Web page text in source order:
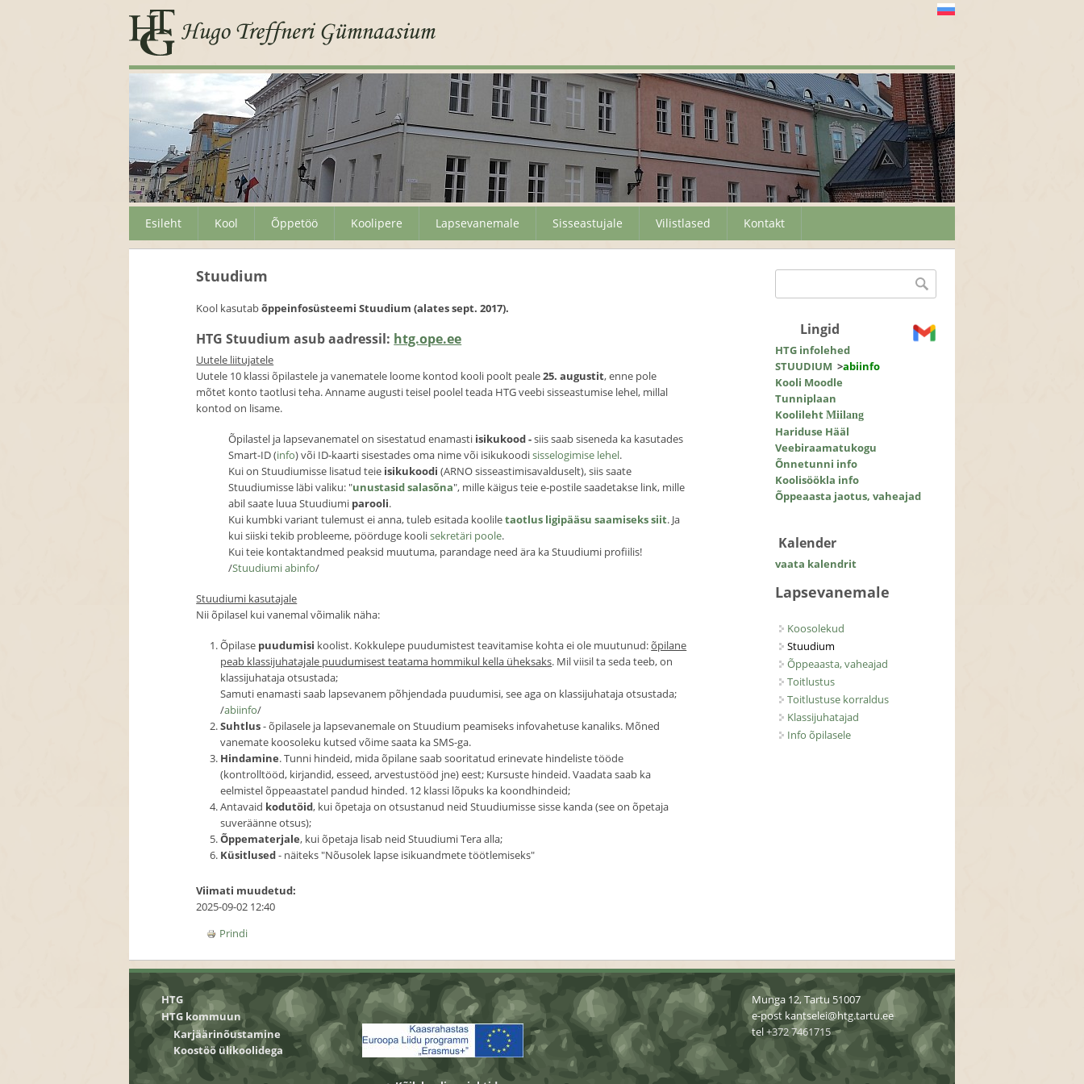
Esileht Kool Õppetöö Koolipere Lapsevanemale Sisseastujale Vilistlased Kontakt
Stuudium
Kool kasutabõppeinfosüsteemi Stuudium (alates sept. 2017).
HTG Stuudium asub aadressil: htg.ope.ee
Uutele liitujatele
Uutele 10 klassi õpilastele ja vanematele loome kontod kooli poolt peale25. augustit, enne pole
mõtet konto taotlusi teha. Anname augusti teisel poolel teada HTG veebi sisseastumise lehel, millal
kontod on lisame.
Õpilastel ja lapsevanematel on sisestatud enamasti isikukood -siis saab siseneda ka kasutades
Smart-ID (info) või ID-kaarti sisestades oma nime või isikukoodisisselogimise lehel.
Kui on Stuudiumisse lisatud teie isikukoodi (ARNO sisseastimisavalduselt), siis saate
Stuudiumisse läbi valiku: "unustasid salasõna", mille käigus teie e-postile saadetakse link, mille
abil saate luua Stuudiumi parooli.
Kui kumbki variant tulemust ei anna, tuleb esitada kooliletaotlus ligipääsu saamiseks siit. Ja
kui siiski tekib probleeme, pöörduge koolisekretäri poole.
Kui teie kontaktandmed peaksid muutuma, parandage need ära ka Stuudiumi profiilis!
/Stuudiumi abinfo/
Stuudiumi kasutajale
Nii õpilasel kui vanemal võimalik näha:
Õpilase puudumisi koolist. Kokkulepe puudumistest teavitamise kohta ei ole muutunud:õpilane
peab klassijuhatajale puudumisest teatama hommikul kella üheksaks. Mil viisil ta seda teeb, on
klassijuhataja otsustada;
Samuti enamasti saab lapsevanem põhjendada puudumisi, see aga on klassijuhataja otsustada;
/abiinfo/
Suhtlus- õpilasele ja lapsevanemale on Stuudium peamiseks infovahetuse kanaliks. Mõned
vanemate koosoleku kutsed võime saata ka SMS-ga.
Hindamine. Tunni hindeid, mida õpilane saab sooritatud erinevate hindeliste tööde
(kontrolltööd, kirjandid, esseed, arvestustööd jne) eest; Kursuste hindeid. Vaadata saab ka
eelmistel õppeaastatel pandud hinded. 12 klassi lõpuks ka koondhindeid;
Antavaid kodutöid, kui õpetaja on otsustanud neid Stuudiumisse sisse kanda (see on õpetaja
suveräänne otsus);
Õppematerjale, kui õpetaja lisab neid Stuudiumi Tera alla;
Küsitlused- näiteks "Nõusolek lapse isikuandmete töötlemiseks"
Viimati muudetud:
2025-09-02 12:40
Prindi
Otsinguvorm
Lingid
HTG infolehed
STUUDIUM >abiinfo
Kooli Moodle
Tunniplaan
KoolilehtMiilang
Hariduse Hääl
Veebiraamatukogu
Õnnetunni info
Koolisöökla info
Õppeaasta jaotus, vaheajad
Kalender
vaata kalendrit
Lapsevanemale
Koosolekud
Stuudium
Õppeaasta, vaheajad
Toitlustus
Toitlustuse korraldus
Klassijuhatajad
Info õpilasele
HTG
HTG kommuun
Karjäärinõustamine
Koostöö ülikoolidega
Munga 12, Tartu 51007
e-post kantselei@htg.tartu.ee
tel+372 7461715